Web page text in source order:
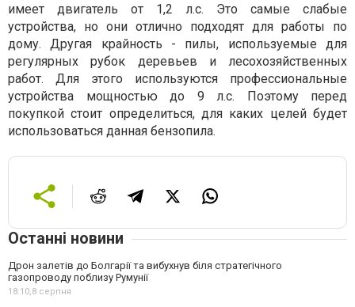
имеет двигатель от 1,2 л.с. Это самые слабые
устройства, но они отлично подходят для работы по
дому. Другая крайность - пилы, используемые для
регулярных рубок деревьев и лесохозяйственных
работ. Для этого используются профессиональные
устройства мощностью до 9 л.с. Поэтому перед
покупкой стоит определиться, для каких целей будет
использоваться данная бензопила.
Останні новини
Дрон залетів до Болгарії та вибухнув біля стратегічного
газопроводу поблизу Румунії
18:10,8 серпня